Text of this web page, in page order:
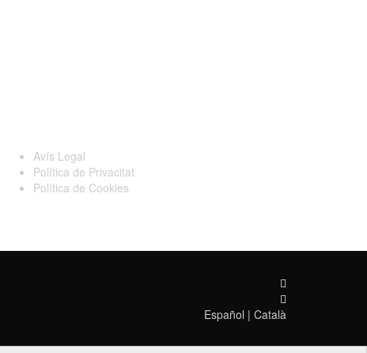
Avís Legal
Política de Privacitat
Política de Cookies
Español | Català